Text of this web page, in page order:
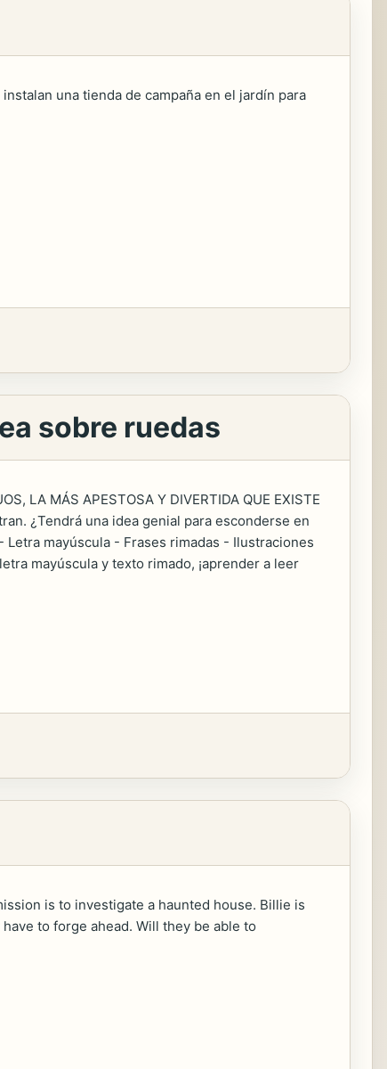
una tienda de campaña en el jardín para
sobre ruedas
LA MÁS APESTOSA Y DIVERTIDA QUE EXISTE
¿Tendrá una idea genial para esconderse en
mayúscula - Frases rimadas - Ilustraciones
mayúscula y texto rimado, ¡aprender a leer
is to investigate a haunted house. Billie is
to forge ahead. Will they be able to